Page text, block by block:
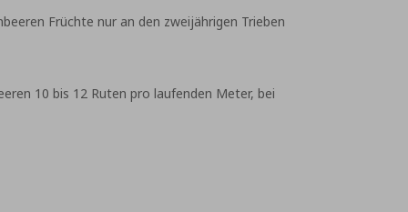
Früchte nur an den zweijährigen Trieben
10 bis 12 Ruten pro laufenden Meter, bei